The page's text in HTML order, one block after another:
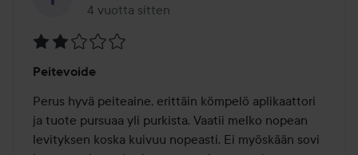
4 vuotta sitten
Viesti luotiin 4 vuotta sitten
2
/
5
Peitevoide
Perus hyvä peiteaine, erittäin kömpelö aplikaattori
ja tuote pursuaa yli purkista. Vaatii melko nopean
levityksen koska kuivuu nopeasti. Ei myöskään sovi